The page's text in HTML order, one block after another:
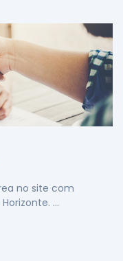
no site com
…